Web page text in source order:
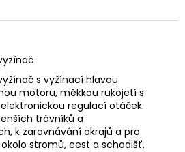
s vyžínací hlavou
motoru, měkkou rukojetí s
regulací otáček.
trávníků a
k zarovnávání okrajů a pro
stromů, cest a schodišť.